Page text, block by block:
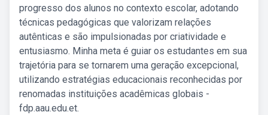
progresso dos alunos no contexto escolar, adotando
técnicas pedagógicas que valorizam relações
autênticas e são impulsionadas por criatividade e
entusiasmo. Minha meta é guiar os estudantes em sua
trajetória para se tornarem uma geração excepcional,
utilizando estratégias educacionais reconhecidas por
renomadas instituições acadêmicas globais -
fdp.aau.edu.et.